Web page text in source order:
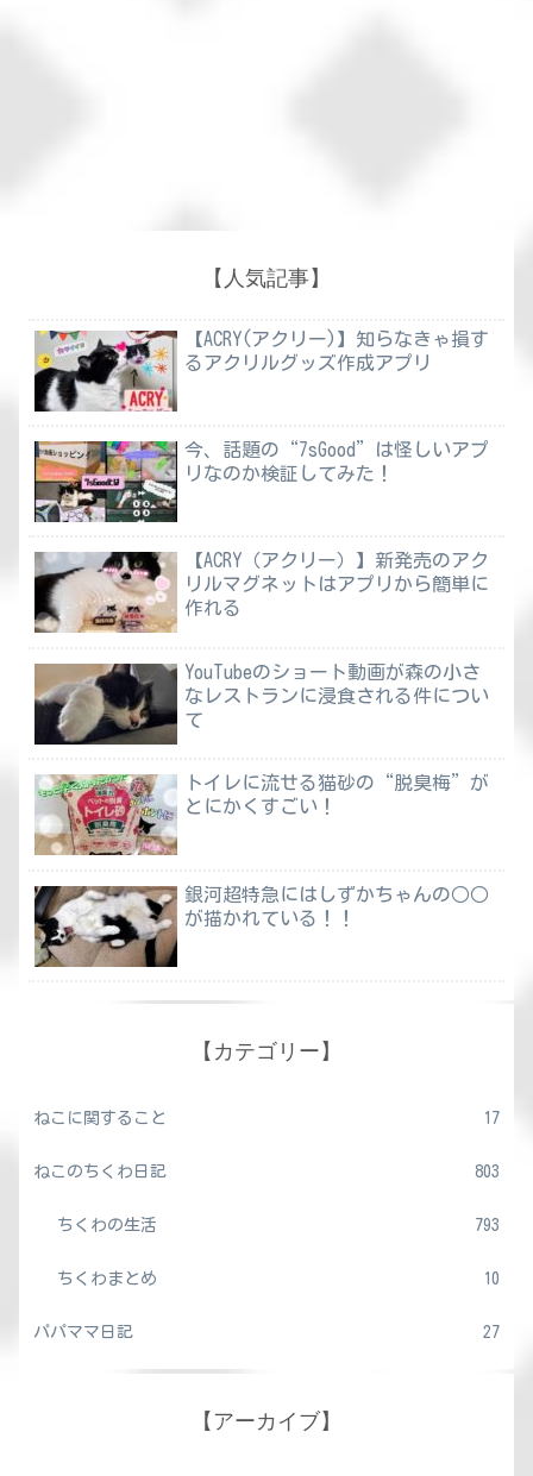
【人気記事】
【ACRY(アクリー)】知らなきゃ損す
るアクリルグッズ作成アプリ
今、話題の“7sGood”は怪しいアプ
リなのか検証してみた！
【ACRY（アクリー）】新発売のアク
リルマグネットはアプリから簡単に
作れる
YouTubeのショート動画が森の小さ
なレストランに浸食される件につい
て
トイレに流せる猫砂の“脱臭梅”が
とにかくすごい！
銀河超特急にはしずかちゃんの○○
が描かれている！！
【カテゴリー】
ねこに関すること 17
ねこのちくわ日記 803
ちくわの生活 793
ちくわまとめ 10
パパママ日記 27
【アーカイブ】